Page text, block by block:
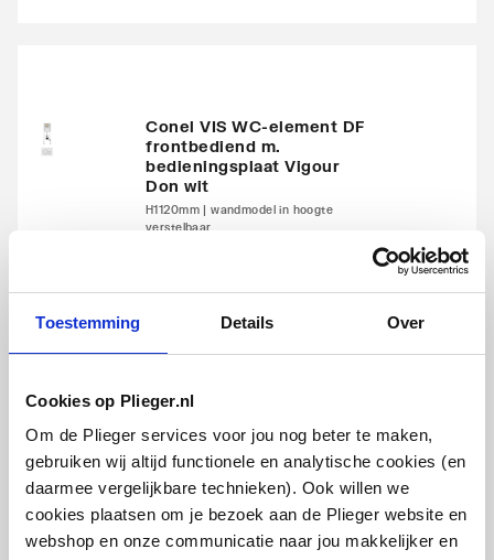
Toestemming Details Over
Cookies op Plieger.nl
Om de Plieger services voor jou nog beter te maken,
gebruiken wij altijd functionele en analytische cookies (en
daarmee vergelijkbare technieken). Ook willen we
cookies plaatsen om je bezoek aan de Plieger website en
webshop en onze communicatie naar jou makkelijker en
Conel VIS WC-element DF
frontbediend m.
bedieningsplaat Vigour
Don wit
H1120mm | wandmodel in hoogte
verstelbaar
Conel VIS WC-element DF
Classic frontbediend
zonder isolatiemat
H1120mm | wandmodel in hoogte